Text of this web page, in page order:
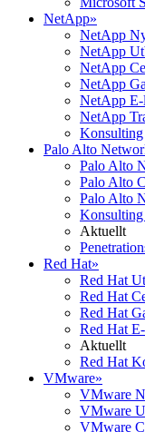
NetApp»
NetApp
NetApp
NetApp
NetApp
NetApp
NetApp
Konsulting
Palo Alto
Palo Alto
Palo Alto
Palo Alto
Konsulting
Aktuellt
Red Hat»
Red Hat
Red Hat
Red Hat
Red Hat
Aktuellt
Red Hat
VMware»
VMware
VMware
VMware